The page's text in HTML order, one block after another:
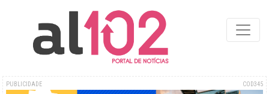
PUBLICIDADE COD345